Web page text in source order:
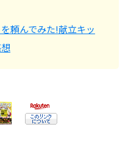
頼んでみた!献立キッ